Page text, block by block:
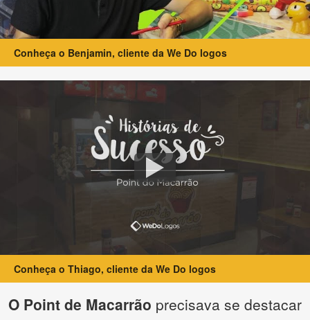
Conheça o Benjamin, cliente da We Do logos
Conheça o Thiago, cliente da We Do logos
O Point de Macarrão precisava se destacar